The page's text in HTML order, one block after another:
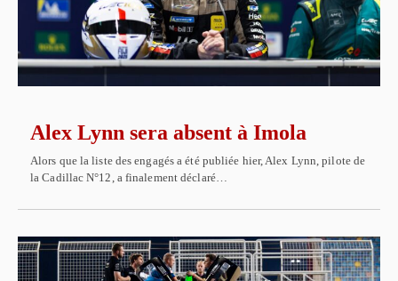
Alex Lynn sera absent à Imola
Alors que la liste des engagés a été publiée hier, Alex Lynn, pilote de
la Cadillac N°12, a finalement déclaré…